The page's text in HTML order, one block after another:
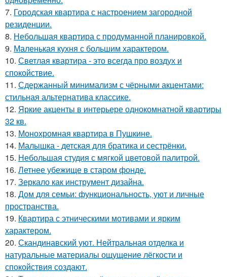
7. Городская квартира с настроением загородной
резиденции.
8. Небольшая квартира с продуманной планировкой.
9. Маленькая кухня с большим характером.
10. Светлая квартира - это всегда про воздух и
спокойствие.
11. Сдержанный минимализм с чёрными акцентами:
стильная альтернатива классике.
12. Яркие акценты в интерьере однокомнатной квартиры
32 кв.
13. Монохромная квартира в Пушкине.
14. Малышка - детская для братика и сестрёнки.
15. Небольшая студия с мягкой цветовой палитрой.
16. Летнее убежище в старом фонде.
17. Зеркало как инструмент дизайна.
18. Дом для семьи: функциональность, уют и личные
пространства.
19. Квартира с этническими мотивами и ярким
характером.
20. Скандинавский уют. Нейтральная отделка и
натуральные материалы ощущение лёгкости и
спокойствия создают.